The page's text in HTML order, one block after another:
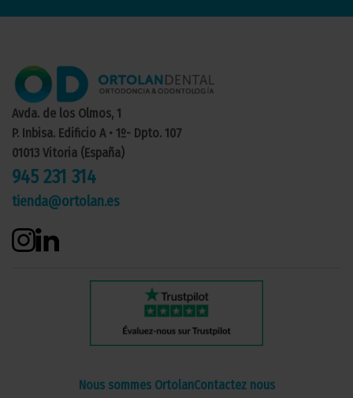
Avda. de los Olmos, 1
P. Inbisa. Edificio A • 1º- Dpto. 107
01013 Vitoria (España)
945 231 314
tienda@ortolan.es
Nous sommes OrtolanContactez nous